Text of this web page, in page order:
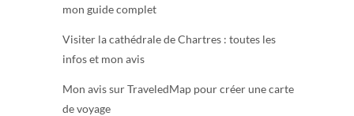
mon guide complet
Visiter la cathédrale de Chartres : toutes les
infos et mon avis
Mon avis sur TraveledMap pour créer une carte
de voyage